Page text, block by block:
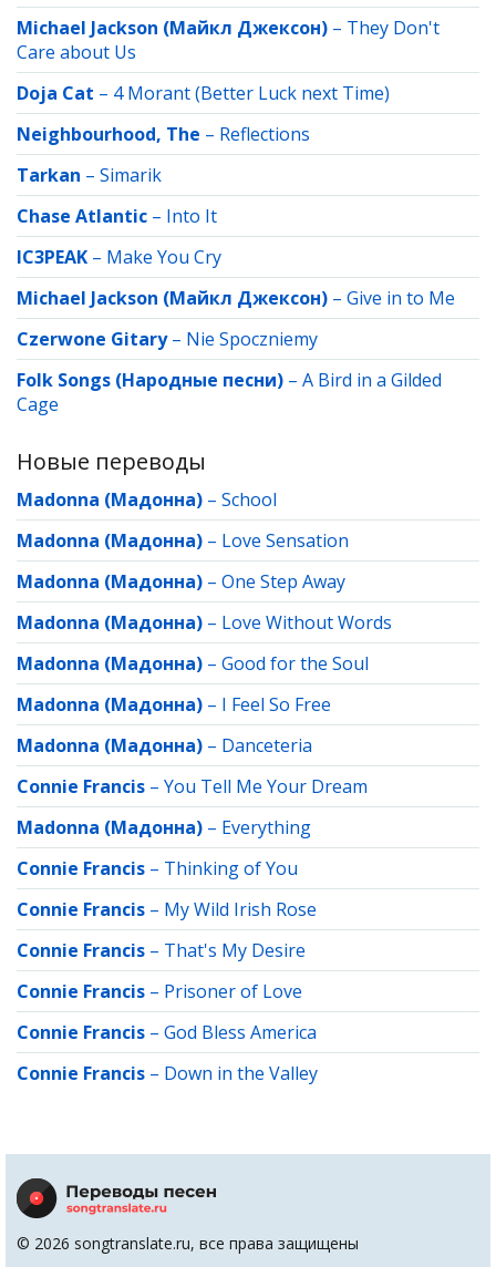
Michael Jackson (Майкл Джексон) – They Don't
Care about Us
Doja Cat – 4 Morant (Better Luck next Time)
Neighbourhood, The – Reflections
Tarkan – Simarik
Chase Atlantic – Into It
IC3PEAK – Make You Cry
Michael Jackson (Майкл Джексон) – Give in to Me
Czerwone Gitary– Nie Spoczniemy
Folk Songs (Народные песни) – A Bird in a Gilded
Cage
Новые переводы
Madonna (Мадонна) – School
Madonna (Мадонна) – Love Sensation
Madonna (Мадонна) – One Step Away
Madonna (Мадонна) – Love Without Words
Madonna (Мадонна) – Good for the Soul
Madonna (Мадонна) – I Feel So Free
Madonna (Мадонна) – Danceteria
Connie Francis – You Tell Me Your Dream
Madonna (Мадонна) – Everything
Connie Francis – Thinking of You
Connie Francis – My Wild Irish Rose
Connie Francis – That's My Desire
Connie Francis – Prisoner of Love
Connie Francis – God Bless America
Connie Francis – Down in the Valley
© 2026 songtranslate.ru, все права защищены